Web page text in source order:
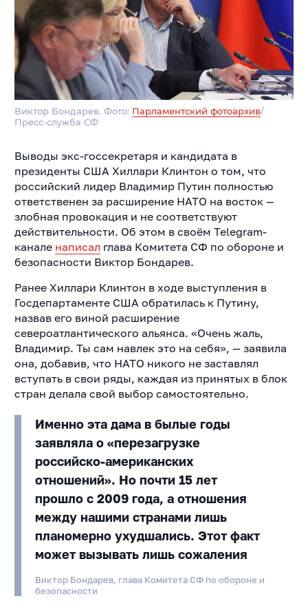
Виктор Бондарев. Фото: Парламентский фотоархив/
Пресс-служба СФ
Выводы экс-госсекретаря и кандидата в
президенты США Хиллари Клинтон о том, что
российский лидер Владимир Путин полностью
ответственен за расширение НАТО на восток —
злобная провокация и не соответствуют
действительности. Об этом в своём Telegram-
канале написал глава Комитета СФ по обороне и
безопасности Виктор Бондарев.
Ранее Хиллари Клинтон в ходе выступления в
Госдепартаменте США обратилась к Путину,
назвав его виной расширение
североатлантического альянса. «Очень жаль,
Владимир. Ты сам навлек это на себя», — заявила
она, добавив, что НАТО никого не заставлял
вступать в свои ряды, каждая из принятых в блок
стран делала свой выбор самостоятельно.
Именно эта дама в былые годы
заявляла о «перезагрузке
российско-американских
отношений». Но почти 15 лет
прошло с 2009 года, а отношения
между нашими странами лишь
планомерно ухудшались. Этот факт
может вызывать лишь сожаления
Виктор Бондарев, глава Комитета СФ по обороне и
безопасности